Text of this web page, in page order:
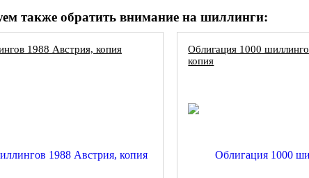
также обратить внимание на шиллинги:
1988 Австрия, копия
Облигация 1000
копия